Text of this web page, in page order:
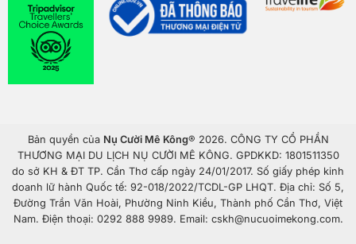
Bản quyền của Nụ Cười Mê Kông® 2026. CÔNG TY CỔ PHẦN
THƯƠNG MẠI DU LỊCH NỤ CƯỜI MÊ KÔNG. GPDKKD: 1801511350
do sở KH & ĐT TP. Cần Thơ cấp ngày 24/01/2017. Số giấy phép kinh
doanh lữ hành Quốc tế: 92-018/2022/TCDL-GP LHQT. Địa chỉ: Số 5,
Đường Trần Văn Hoài, Phường Ninh Kiều, Thành phố Cần Thơ, Việt
Nam. Điện thoại: 0292 888 9989. Email: cskh@nucuoimekong.com.